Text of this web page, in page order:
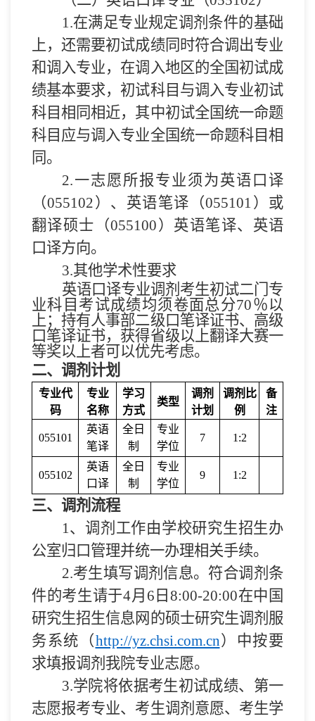
1.在满足专业规定调剂条件的基础
上，还需要初试成绩同时符合调出专业
和调入专业，在调入地区的全国初试成
绩基本要求，初试科目与调入专业初试
科目相同相近，其中初试全国统一命题
科目应与调入专业全国统一命题科目相
同。
2.一志愿所报专业须 为英语口译
（055102 ） 、 英语笔译（055101 ） 或
翻译硕士（055100 ）英语笔译、英语
口译方向。
3.其他学术性要求
英语口译专业调剂考生初试二门专
业科目 考试成绩均须 卷面总分70％以
上 ；持有人事部二级口笔译证书、高级
口笔译证书， 获得省级以上翻译大赛一
等奖以上者可以优先考虑。
二、 调剂计划
专业代
码
专业
名称
学习
方式
类型
调剂
计划
调剂比
例
备
注
055101
英语
笔译
全日
制
专业
学位
7 1:2
055102
英语
口译
全日
制
专业
学位
9 1:2
三、调剂流程
1 、调剂工作由学校研究生招生办
公室归口管理并统一办理相关手续。
2.考生填写调剂信息。符合调剂条
件的考生请于4月 6 日 8:00-20:00在中国
研究生招生信息网的硕士研究生调剂服
务系统（http://yz.chsi.com.cn ）中按要
求填报调剂我院专业志愿。
3.学院将依据考生初试成绩、第一
志愿报考专业、考生调剂意愿、考生学